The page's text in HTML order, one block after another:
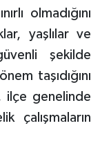
olmadığını
yaşlılar ve
şekilde
taşıdığını
ilçe genelinde
çalışmaların